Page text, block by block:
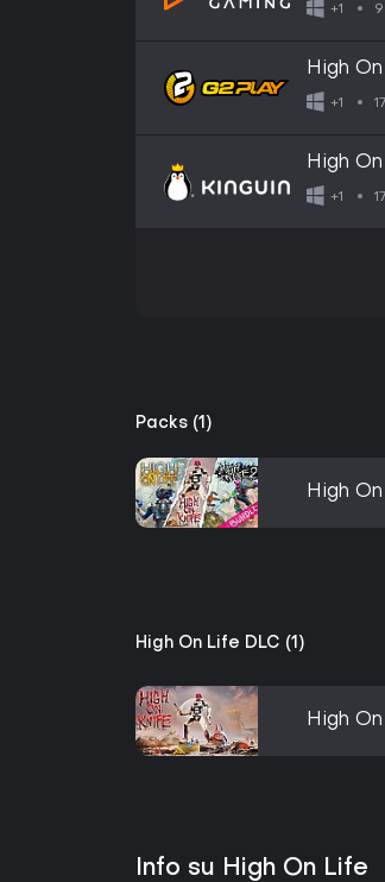
+1
High
+1
High
+1
Packs (1)
High
High On Life DLC (1)
High
Info su High On Life